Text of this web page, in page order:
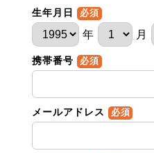
生年月日 必須
年 月
携帯番号 必須
メールアドレス 必須